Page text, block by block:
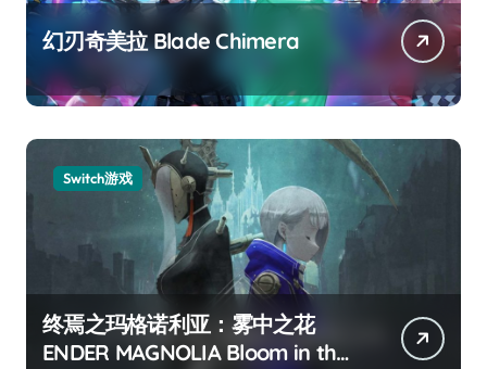
幻刃奇美拉 Blade Chimera
Switch游戏
终焉之玛格诺利亚：雾中之花
ENDER MAGNOLIA Bloom in the